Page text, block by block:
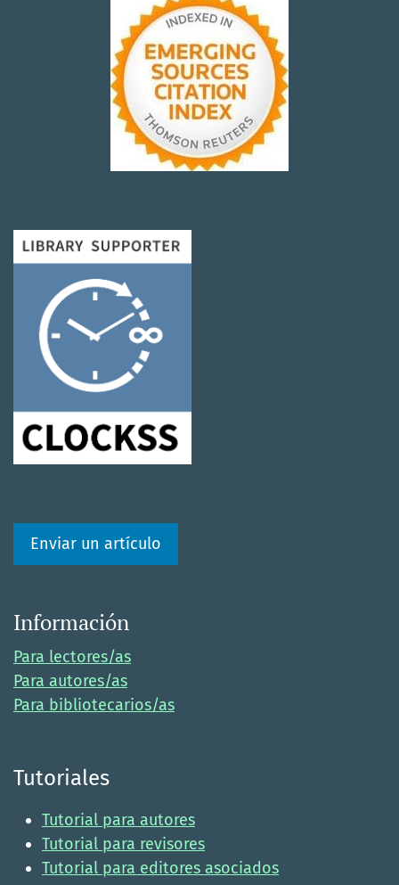
Enviar un artículo
Información
Para lectores/as
Para autores/as
Para bibliotecarios/as
Tutoriales
Tutorial para autores
Tutorial para revisores
Tutorial para editores asociados